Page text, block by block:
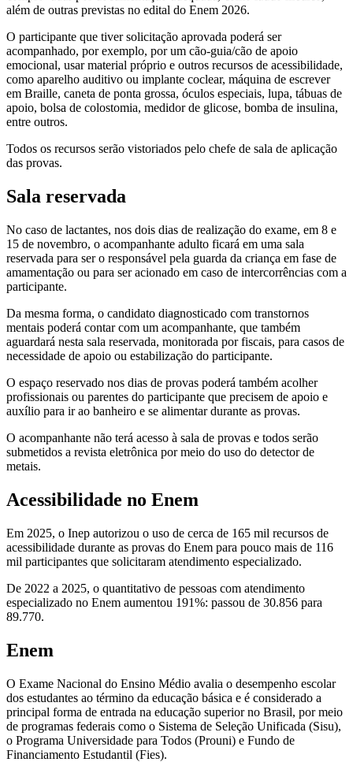
além de outras previstas no edital do Enem 2026.
O participante que tiver solicitação aprovada poderá ser
acompanhado, por exemplo, por um cão-guia/cão de apoio
emocional, usar material próprio e outros recursos de acessibilidade,
como aparelho auditivo ou implante coclear, máquina de escrever
em Braille, caneta de ponta grossa, óculos especiais, lupa, tábuas de
apoio, bolsa de colostomia, medidor de glicose, bomba de insulina,
entre outros.
Todos os recursos serão vistoriados pelo chefe de sala de aplicação
das provas.
Sala reservada
No caso de lactantes, nos dois dias de realização do exame, em 8 e
15 de novembro, o acompanhante adulto ficará em uma sala
reservada para ser o responsável pela guarda da criança em fase de
amamentação ou para ser acionado em caso de intercorrências com a
participante.
Da mesma forma, o candidato diagnosticado com transtornos
mentais poderá contar com um acompanhante, que também
aguardará nesta sala reservada, monitorada por fiscais, para casos de
necessidade de apoio ou estabilização do participante.
O espaço reservado nos dias de provas poderá também acolher
profissionais ou parentes do participante que precisem de apoio e
auxílio para ir ao banheiro e se alimentar durante as provas.
O acompanhante não terá acesso à sala de provas e todos serão
submetidos a revista eletrônica por meio do uso do detector de
metais.
Acessibilidade no Enem
Em 2025, o Inep autorizou o uso de cerca de 165 mil recursos de
acessibilidade durante as provas do Enem para pouco mais de 116
mil participantes que solicitaram atendimento especializado.
De 2022 a 2025, o quantitativo de pessoas com atendimento
especializado no Enem aumentou 191%: passou de 30.856 para
89.770.
Enem
O Exame Nacional do Ensino Médio avalia o desempenho escolar
dos estudantes ao término da educação básica e é considerado a
principal forma de entrada na educação superior no Brasil, por meio
de programas federais como o Sistema de Seleção Unificada (Sisu),
o Programa Universidade para Todos (Prouni) e Fundo de
Financiamento Estudantil (Fies).